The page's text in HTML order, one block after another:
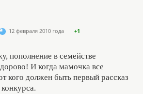
12 февраля 2010 года +1
пополнение в семействе
И когда мамочка все
кого должен быть первый рассказ